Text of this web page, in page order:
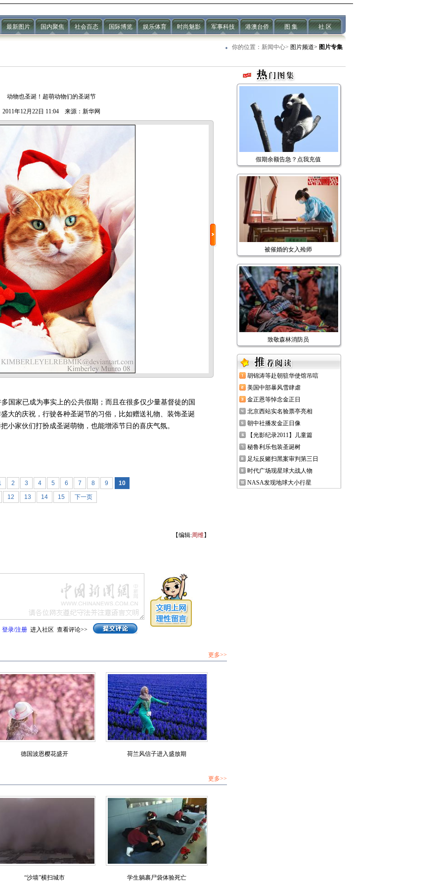
最新图片 国内聚焦 社会百态 国际博览 娱乐体育 时尚魅影 军事科技 港澳台侨 图 集 社 区
你的位置： 新闻中心> 图片频道> 图片专集
动物也圣诞！超萌动物们的圣诞节
2011年12月22日 11:04 来源：新华网
家已成为事实上的公共假期；而且在很多仅少量基督徒的国
大的庆祝，行驶各种圣诞节的习俗，比如赠送礼物、装饰圣诞
小家伙们打扮成圣诞萌物，也能增添节日的喜庆气氛。
2 3 4 5 6 7 8 9
10
12 13 14 15 下一页
【编辑:周维】
登录/注册 进入社区 查看评论>>
更多>>
德国波恩樱花盛开 荷兰风信子进入盛放期
更多>>
“沙墙”横扫城市 学生躺裹尸袋体验死亡
假期余额告急？点我充值
被催婚的女入殓师
致敬森林消防员
胡锦涛等赴朝驻华使馆吊唁
美国中部暴风雪肆虐
金正恩等悼念金正日
北京西站实名验票亭亮相
朝中社播发金正日像
【光影纪录2011】儿童篇
秘鲁利乐包装圣诞树
足坛反赌扫黑案审判第三日
时代广场现星球大战人物
NASA发现地球大小行星